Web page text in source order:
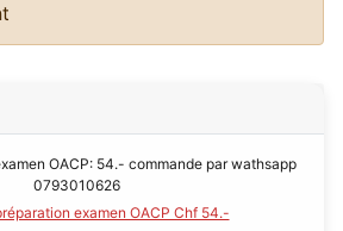
examen OACP Chf 54.-